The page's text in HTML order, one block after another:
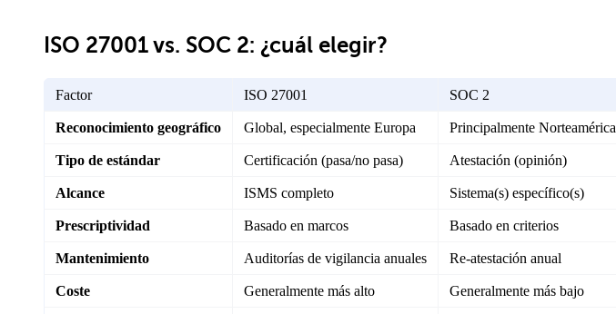
ISO 27001 vs. SOC 2: ¿cuál elegir?
Factor ISO 27001 SOC 2
Reconocimiento geográfico Global, especialmente Europa Principalmente Norteamérica
Tipo de estándar Certificación (pasa/no pasa) Atestación (opinión)
Alcance ISMS completo Sistema(s) específico(s)
Prescriptividad Basado en marcos Basado en criterios
Mantenimiento Auditorías de vigilancia anuales Re-atestación anual
Coste Generalmente más alto Generalmente más bajo